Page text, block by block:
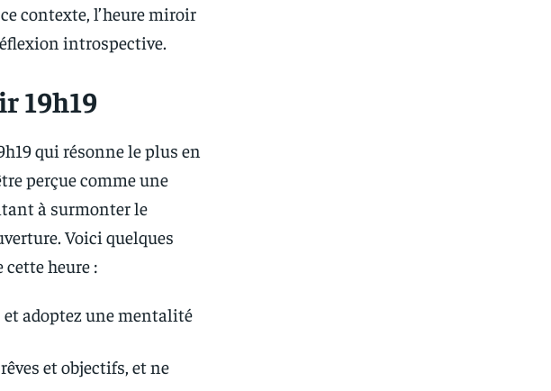
contexte, l’heure miroir
introspective.
19h19
qui résonne le plus en
perçue comme une
à surmonter le
Voici quelques
heure :
adoptez une mentalité
et objectifs, et ne